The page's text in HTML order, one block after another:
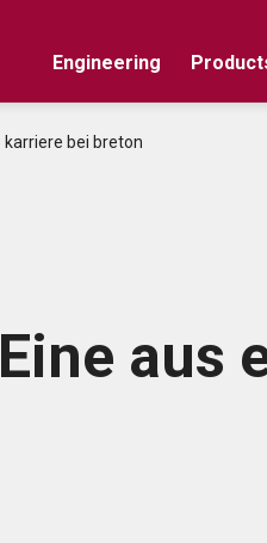
Engineering
karriere bei breton
Eine aus